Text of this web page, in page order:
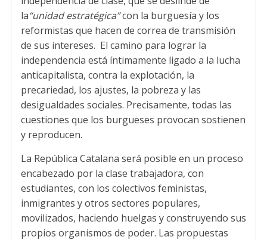
la“unidad estratégica”con la burguesía y los
reformistas que hacen de correa de transmisión
de sus intereses. El camino para lograr la
independencia está íntimamente ligado a la lucha
anticapitalista, contra la explotación, la
precariedad, los ajustes, la pobreza y las
desigualdades sociales. Precisamente, todas las
cuestiones que los burgueses provocan sostienen
y reproducen.
La República Catalana será posible en un proceso
encabezado por la clase trabajadora, con
estudiantes, con los colectivos feministas,
inmigrantes y otros sectores populares,
movilizados, haciendo huelgas y construyendo sus
propios organismos de poder. Las propuestas